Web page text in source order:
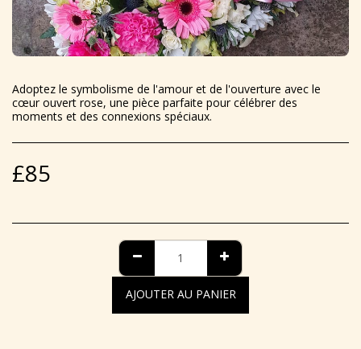
Adoptez le symbolisme de l'amour et de l'ouverture avec le
cœur ouvert rose, une pièce parfaite pour célébrer des
moments et des connexions spéciaux.
£85
AJOUTER AU PANIER